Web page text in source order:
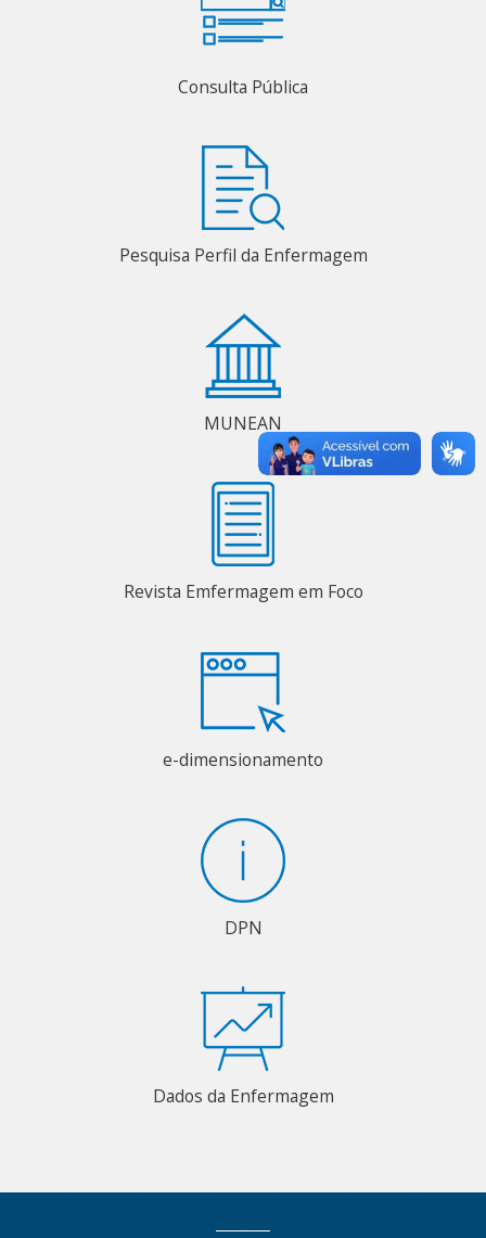
Consulta Pública
Pesquisa Perfil da Enfermagem
MUNEAN
Revista Emfermagem em Foco
e-dimensionamento
DPN
Dados da Enfermagem